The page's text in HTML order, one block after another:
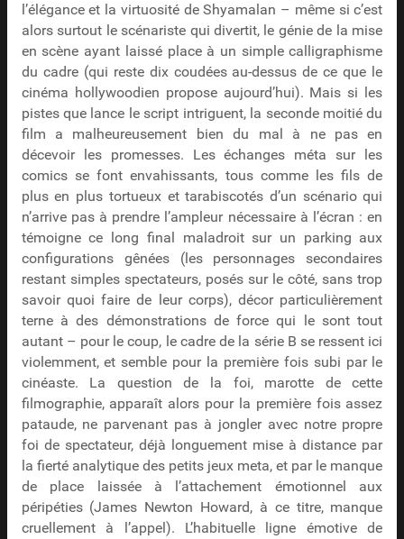
l’élégance et la virtuosité de Shyamalan – même si c’est
alors surtout le scénariste qui divertit, le génie de la mise
en scène ayant laissé place à un simple calligraphisme
du cadre (qui reste dix coudées au-dessus de ce que le
cinéma hollywoodien propose aujourd’hui). Mais si les
pistes que lance le script intriguent, la seconde moitié du
film a malheureusement bien du mal à ne pas en
décevoir les promesses. Les échanges méta sur les
comics se font envahissants, tous comme les fils de
plus en plus tortueux et tarabiscotés d’un scénario qui
n’arrive pas à prendre l’ampleur nécessaire à l’écran : en
témoigne ce long final maladroit sur un parking aux
configurations gênées (les personnages secondaires
restant simples spectateurs, posés sur le côté, sans trop
savoir quoi faire de leur corps), décor particulièrement
terne à des démonstrations de force qui le sont tout
autant – pour le coup, le cadre de la série B se ressent ici
violemment, et semble pour la première fois subi par le
cinéaste. La question de la foi, marotte de cette
filmographie, apparaît alors pour la première fois assez
pataude, ne parvenant pas à jongler avec notre propre
foi de spectateur, déjà longuement mise à distance par
la fierté analytique des petits jeux meta, et par le manque
de place laissée à l’attachement émotionnel aux
péripéties (James Newton Howard, à ce titre, manque
cruellement à l’appel). L’habituelle ligne émotive de